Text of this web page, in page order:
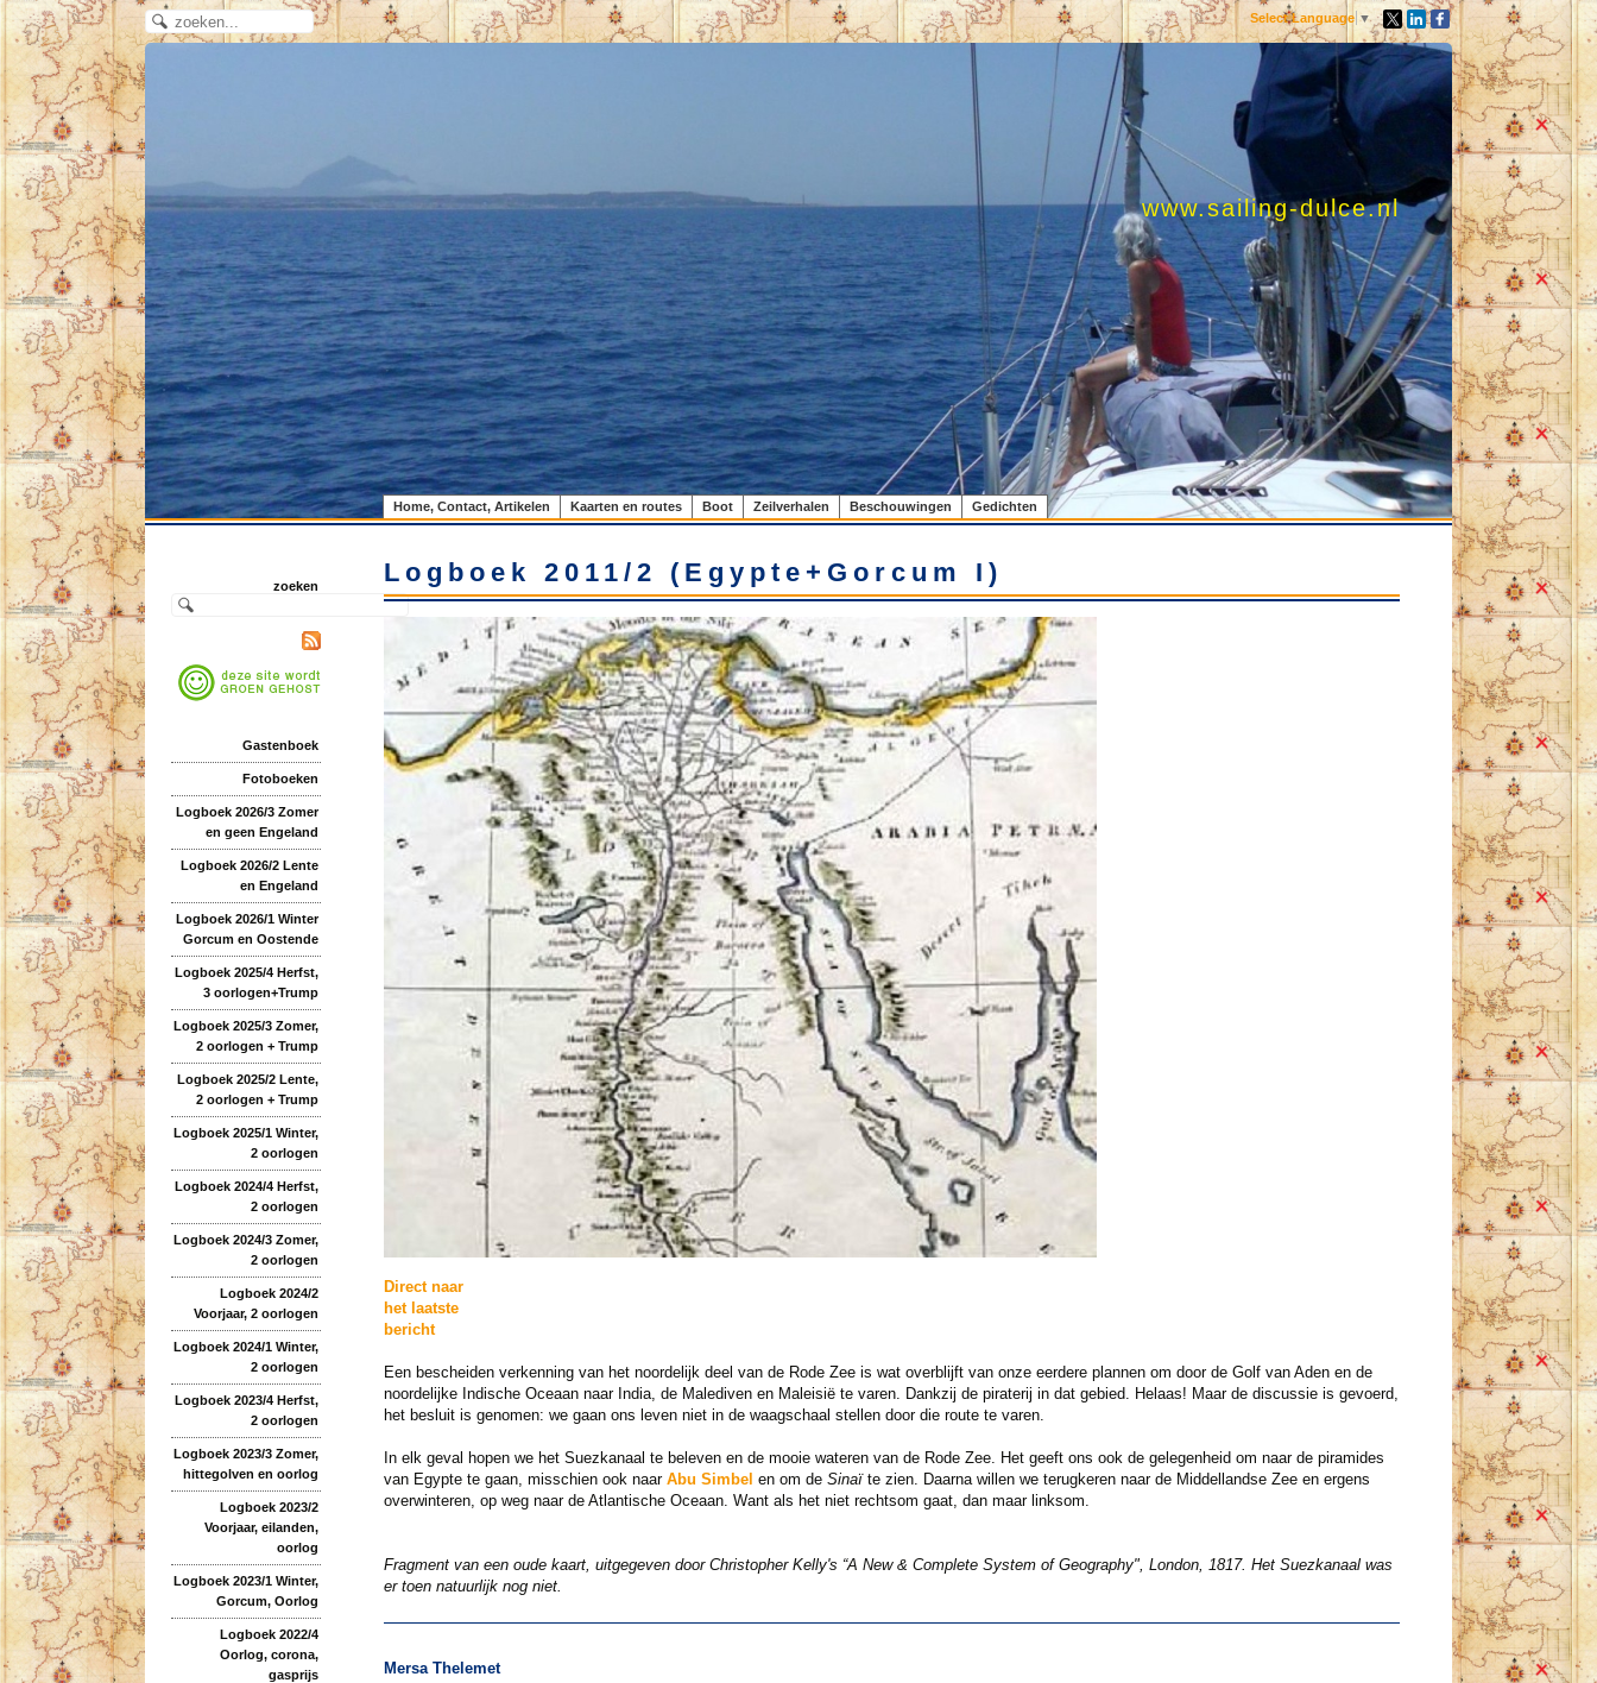
Select Language ▼
www.sailing-dulce.nl
Home, Contact, Artikelen Kaarten en routes Boot Zeilverhalen Beschouwingen Gedichten
zoeken
Gastenboek
Fotoboeken
Logboek 2026/3 Zomer
en geen Engeland
Logboek 2026/2 Lente
en Engeland
Logboek 2026/1 Winter
Gorcum en Oostende
Logboek 2025/4 Herfst,
3 oorlogen+Trump
Logboek 2025/3 Zomer,
2 oorlogen + Trump
Logboek 2025/2 Lente,
2 oorlogen + Trump
Logboek 2025/1 Winter,
2 oorlogen
Logboek 2024/4 Herfst,
2 oorlogen
Logboek 2024/3 Zomer,
2 oorlogen
Logboek 2024/2
Voorjaar, 2 oorlogen
Logboek 2024/1 Winter,
2 oorlogen
Logboek 2023/4 Herfst,
2 oorlogen
Logboek 2023/3 Zomer,
hittegolven en oorlog
Logboek 2023/2
Voorjaar, eilanden,
oorlog
Logboek 2023/1 Winter,
Gorcum, Oorlog
Logboek 2022/4
Oorlog, corona,
gasprijs
Logboek 2011/2 (Egypte+Gorcum I)
Direct naar
het laatste
bericht
Een bescheiden verkenning van het noordelijk deel van de Rode Zee is wat overblijft van onze eerdere plannen om door de Golf van Aden en de
noordelijke Indische Oceaan naar India, de Malediven en Maleisië te varen. Dankzij de piraterij in dat gebied. Helaas! Maar de discussie is gevoerd,
het besluit is genomen: we gaan ons leven niet in de waagschaal stellen door die route te varen.
In elk geval hopen we het Suezkanaal te beleven en de mooie wateren van de Rode Zee. Het geeft ons ook de gelegenheid om naar de piramides
van Egypte te gaan, misschien ook naar Abu Simbel en om de Sinaïte zien. Daarna willen we terugkeren naar de Middellandse Zee en ergens
overwinteren, op weg naar de Atlantische Oceaan. Want als het niet rechtsom gaat, dan maar linksom.
Fragment van een oude kaart, uitgegeven door Christopher Kelly's “A New & Complete System of Geography", London, 1817. Het Suezkanaal was
er toen natuurlijk nog niet.
Mersa Thelemet